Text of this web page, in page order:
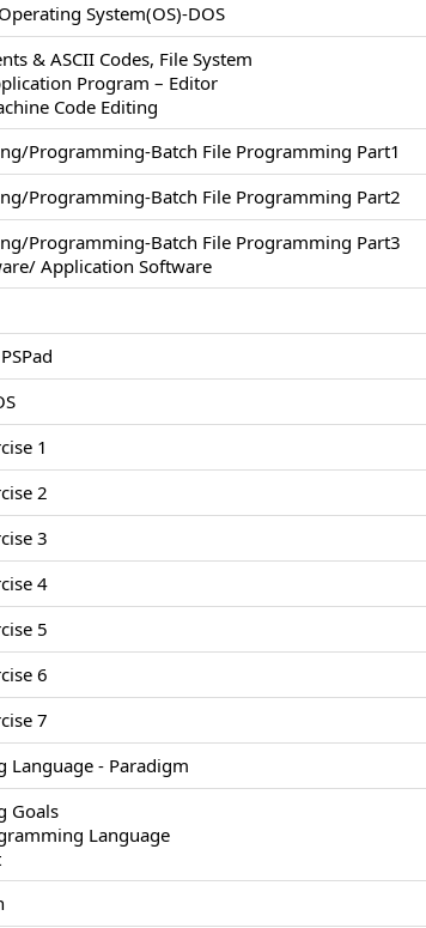
System(OS)-DOS
& ASCII Codes, File System
Program – Editor
Code Editing
Programming-Batch File Programming Part1
Programming-Batch File Programming Part2
Programming-Batch File Programming Part3
Application Software
1
2
3
4
5
6
7
Language - Paradigm
Goals
Language